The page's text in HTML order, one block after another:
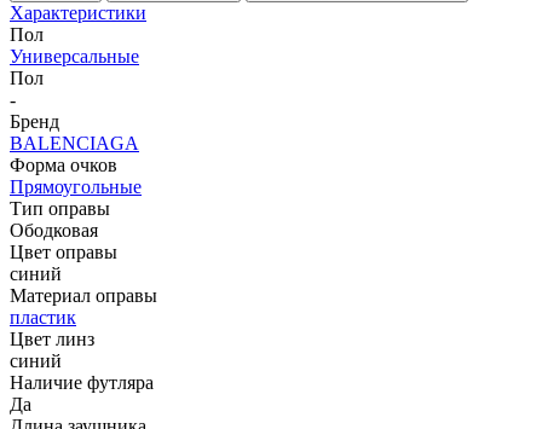
Характеристики
Пол
Универсальные
Пол
-
Бренд
BALENCIAGA
Форма очков
Прямоугольные
Тип оправы
Ободковая
Цвет оправы
синий
Материал оправы
пластик
Цвет линз
синий
Наличие футляра
Да